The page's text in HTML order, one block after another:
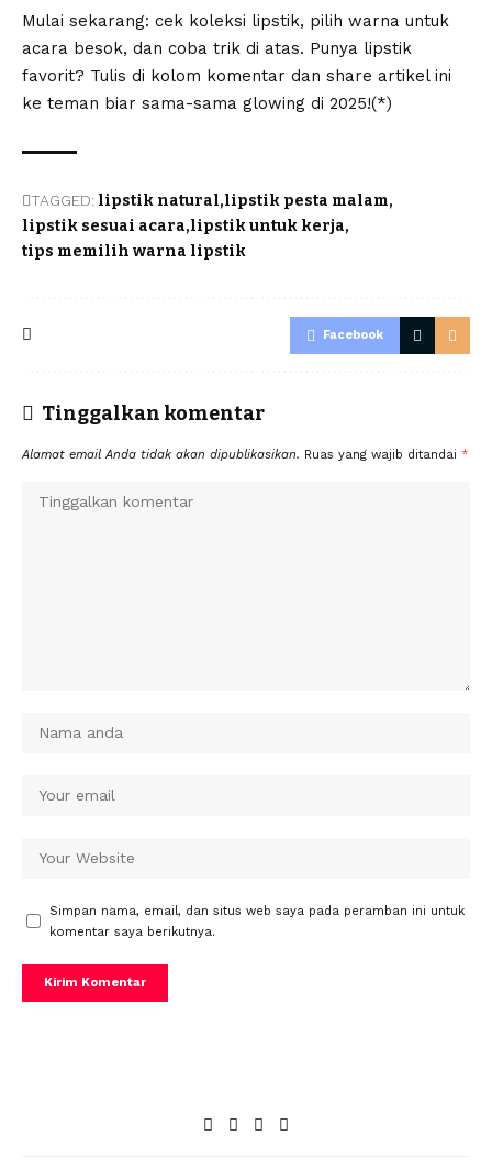
Mulai sekarang: cek koleksi lipstik, pilih warna untuk
acara besok, dan coba trik di atas. Punya lipstik
favorit? Tulis di kolom komentar dan share artikel ini
ke teman biar sama-sama glowing di 2025!(*)
TAGGED: lipstik natural lipstik pesta malam
lipstik sesuai acara lipstik untuk kerja
tips memilih warna lipstik
Facebook
Tinggalkan komentar
Alamat email Anda tidak akan dipublikasikan. Ruas yang wajib ditandai *
Simpan nama, email, dan situs web saya pada peramban ini untuk
komentar saya berikutnya.